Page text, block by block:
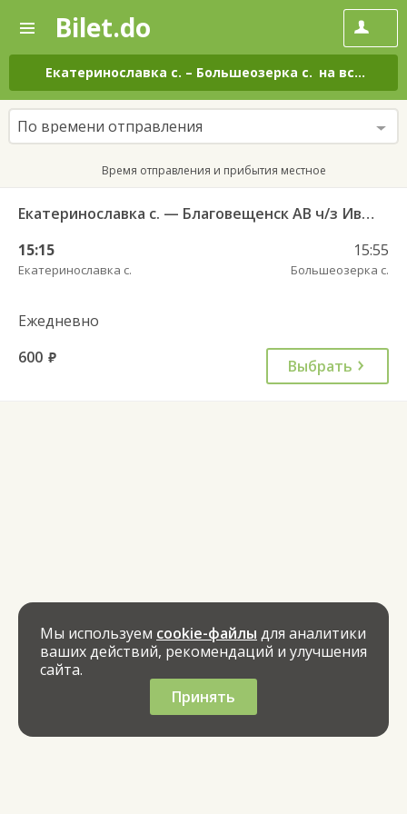
—
Поиск
и
покупка
билетов
на
автобус
онлайн
Bilet.do
Екатеринославка с. – Большеозерка с. на все дни
По времени отправления
Время отправления и прибытия местное
Екатеринославка с. — Благовещенск АВ ч/з Ивановку 512
15:15
Екатеринославка с.
15:55
Большеозерка с.
Ежедневно
600 руб. Выбрать
Мы используем cookie-файлы для аналитики
ваших действий, рекомендаций и улучшения
сайта.
Принять